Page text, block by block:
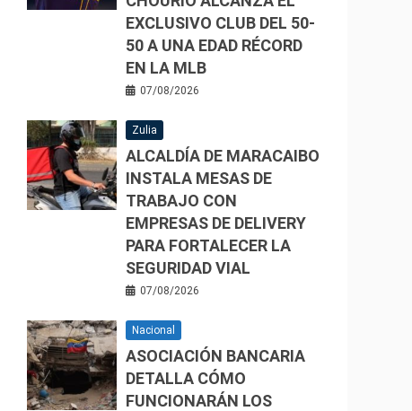
EXCLUSIVO CLUB DEL 50-
50 A UNA EDAD RÉCORD
EN LA MLB
07/08/2026
Zulia
ALCALDÍA DE MARACAIBO
INSTALA MESAS DE
TRABAJO CON
EMPRESAS DE DELIVERY
PARA FORTALECER LA
SEGURIDAD VIAL
07/08/2026
Nacional
ASOCIACIÓN BANCARIA
DETALLA CÓMO
FUNCIONARÁN LOS